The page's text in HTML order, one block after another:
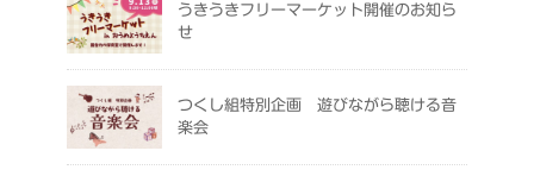
うきうきフリーマーケット開催のお知ら
せ
つくし組特別企画 遊びながら聴ける音
楽会